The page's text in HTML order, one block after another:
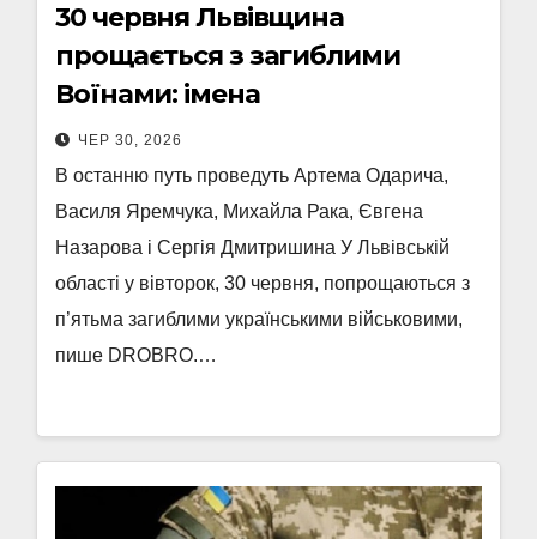
30 червня Львівщина
прощається з загиблими
Воїнами: імена
ЧЕР 30, 2026
В останню путь проведуть Артема Одарича,
Василя Яремчука, Михайла Рака, Євгена
Назарова і Сергія Дмитришина У Львівській
області у вівторок, 30 червня, попрощаються з
п’ятьма загиблими українськими військовими,
пише DROBRO.…